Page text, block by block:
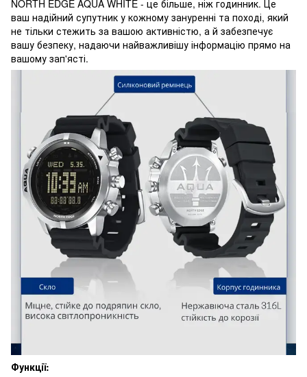
NORTH EDGE AQUA WHITE - це більше, ніж годинник. Це
ваш надійний супутник у кожному зануренні та поході, який
не тільки стежить за вашою активністю, а й забезпечує
вашу безпеку, надаючи найважливішу інформацію прямо на
вашому зап'ясті.
Функції: